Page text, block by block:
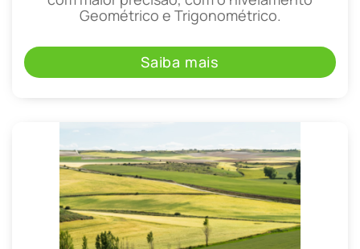
Geométrico e Trigonométrico.
Saiba mais